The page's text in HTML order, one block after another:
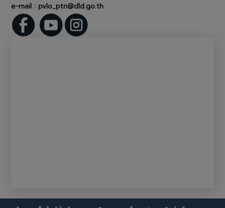
e-mail : pvlo_ptn@dld.go.th